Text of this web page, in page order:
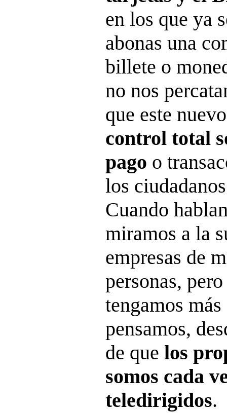
en los que ya
abonas una
billete o
no nos
que este
control total
pago o
los
Cuando
miramos a la
empresas de
personas,
tengamos
pensamos,
de que los
somos cada
teledirigidos.